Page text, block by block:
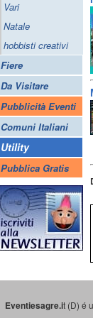
Vari
Natale
hobbisti creativi
Fiere
Da Visitare
Pubblicità Eventi
Comuni Italiani
Utility
Pubblica Gratis
Eventiesagre.it (D) é